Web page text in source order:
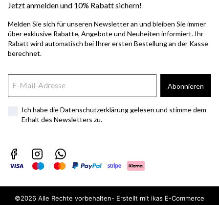
Jetzt anmelden und 10% Rabatt sichern!
Melden Sie sich für unseren Newsletter an und bleiben Sie immer
über exklusive Rabatte, Angebote und Neuheiten informiert. Ihr
Rabatt wird automatisch bei Ihrer ersten Bestellung an der Kasse
berechnet.
Abonnieren
Ich habe die Datenschutzerklärung gelesen und stimme dem
Erhalt des Newsletters zu.
©2026 Alle Rechte vorbehalten- Erstellt mit ikas E-Commerce